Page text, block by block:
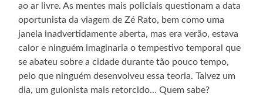
ao ar livre. As mentes mais policiais questionam a data
oportunista da viagem de Zé Rato, bem como uma
janela inadvertidamente aberta, mas era verão, estava
calor e ninguém imaginaria o tempestivo temporal que
se abateu sobre a cidade durante tão pouco tempo,
pelo que ninguém desenvolveu essa teoria. Talvez um
dia, um guionista mais retorcido… Quem sabe?